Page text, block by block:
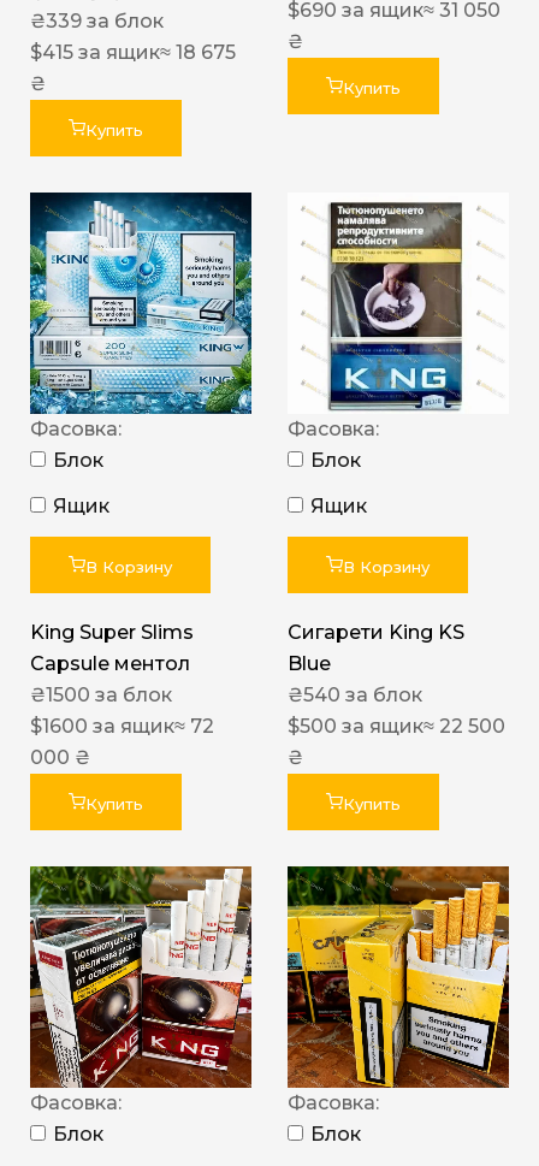
₴339 за блок
$415 за ящик≈ 18 675
₴
Купить
$690 за ящик≈ 31 050
₴
Купить
Фасовка:
Блок
Ящик
В Корзину
King Super Slims
Capsule ментол
₴1500 за блок
$1600 за ящик≈ 72
000 ₴
Купить
Фасовка:
Блок
Ящик
В Корзину
Сигарети King KS
Blue
₴540 за блок
$500 за ящик≈ 22 500
₴
Купить
Фасовка:
Блок
Фасовка:
Блок